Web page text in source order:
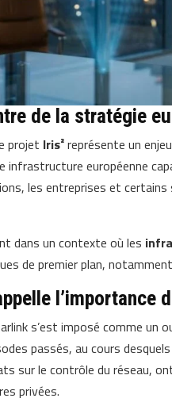
de la stratégie
projet Iris²représente un
infrastructure européenne
les entreprises et certains
dans un contexte où les
de premier plan,
l’importance
s’est imposé comme un
passés, au cours
sur le contrôle du réseau,
privées.